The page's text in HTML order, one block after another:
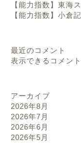
【能力指数】東海
【能力指数】小倉
最近のコメント
表示できるコメン
アーカイブ
2026年8月
2026年7月
2026年6月
2026年5月